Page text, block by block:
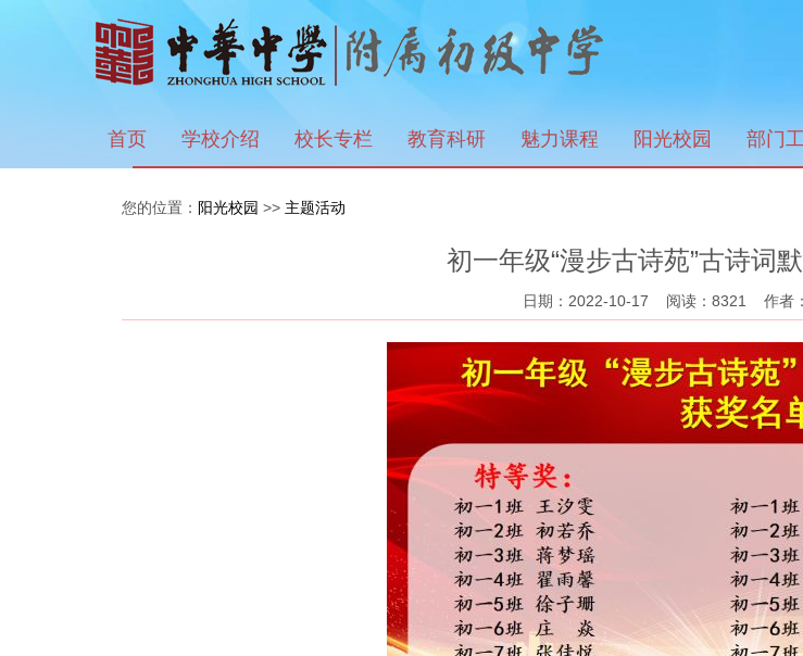
首页 学校介绍 校长专栏 教育科研 魅力课程 阳光校园 部门
您的位置： 阳光校园 >> 主题活动
初一年级“漫步古诗苑”古诗词
日期：2022-10-17 阅读：8321 作者